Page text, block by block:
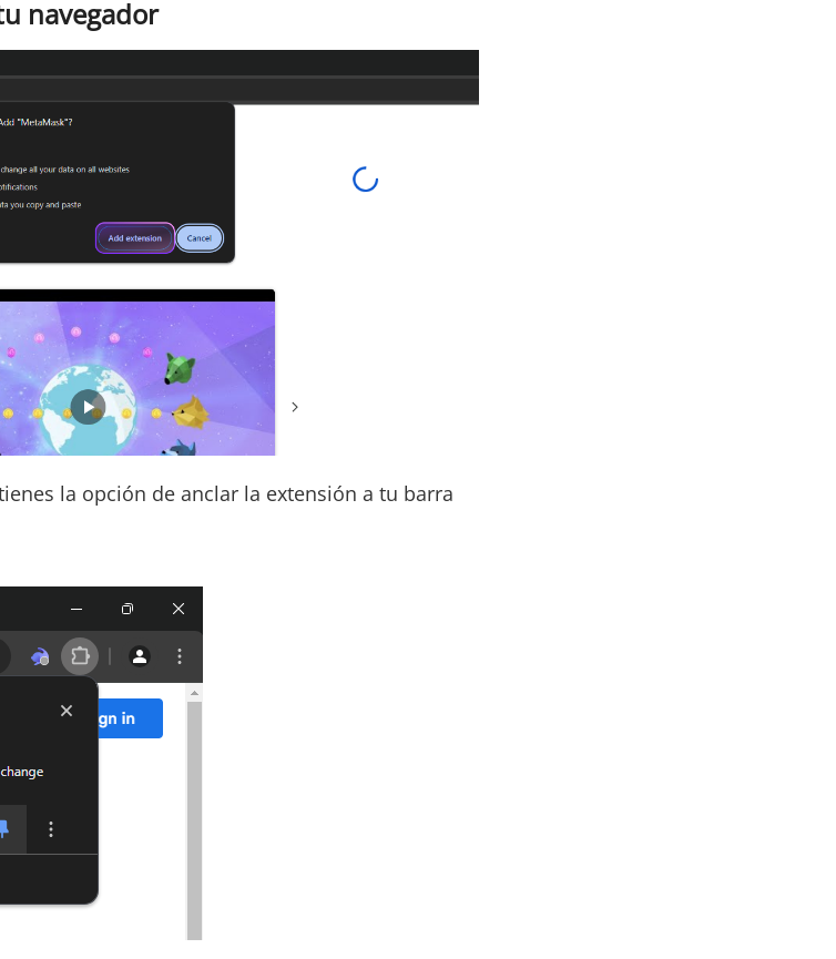
navegador
la opción de anclar la extensión a tu barra